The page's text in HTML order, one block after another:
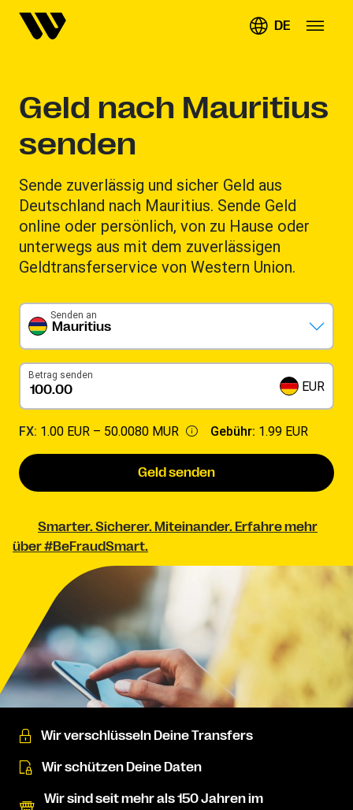
DE
Geld nach Mauritius
senden
Sende zuverlässig und sicher Geld aus
Deutschland nach Mauritius. Sende Geld
online oder persönlich, von zu Hause oder
unterwegs aus mit dem zuverlässigen
Geldtransferservice von Western Union.
Mauritius
Senden an
Betrag senden
EUR
FX: 1.00 EUR – 50.0080 MUR Gebühr: 1.99 EUR
Geld senden
Smarter. Sicherer. Miteinander. Erfahre mehr
über #BeFraudSmart.
Wir verschlüsseln Deine Transfers
Wir schützen Deine Daten
Wir sind seit mehr als 150 Jahren im